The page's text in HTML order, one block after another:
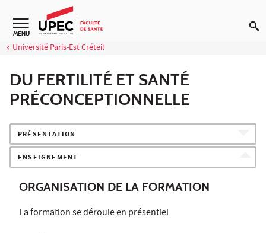
Aller au contenu
Navigation secondaire
MENU
Université Paris-Est Créteil
DU FERTILITÉ ET SANTÉ
PRÉCONCEPTIONNELLE
PRÉSENTATION
ENSEIGNEMENT
ORGANISATION DE LA FORMATION
La formation se déroule en présentiel